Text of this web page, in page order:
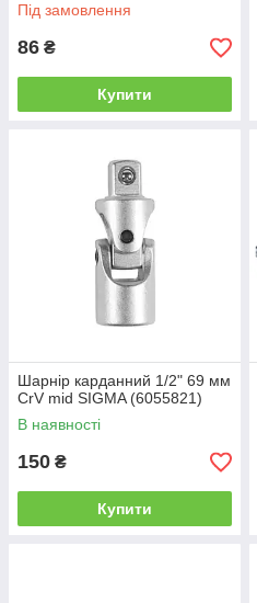
Під замовлення
86 ₴
Купити
Шарнір карданний 1/2" 69 мм
CrV mid SIGMA (6055821)
В наявності
150 ₴
Купити